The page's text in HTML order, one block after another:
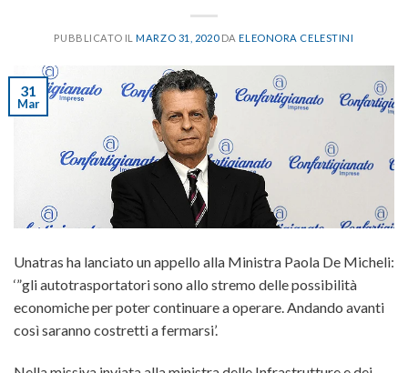
PUBBLICATO ILMARZO 31, 2020 DAELEONORA CELESTINI
31
Mar
Unatras ha lanciato un appello alla Ministra Paola De Micheli:
‘”gli autotrasportatori sono allo stremo delle possibilità
economiche per poter continuare a operare. Andando avanti
così saranno costretti a fermarsi’.